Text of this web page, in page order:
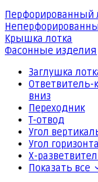
Перфорированный
Крышка лотка
Фасонные изделия
Заглушка
вниз
Переходник
Т-отвод
Угол
Угол
Х-
Показать все